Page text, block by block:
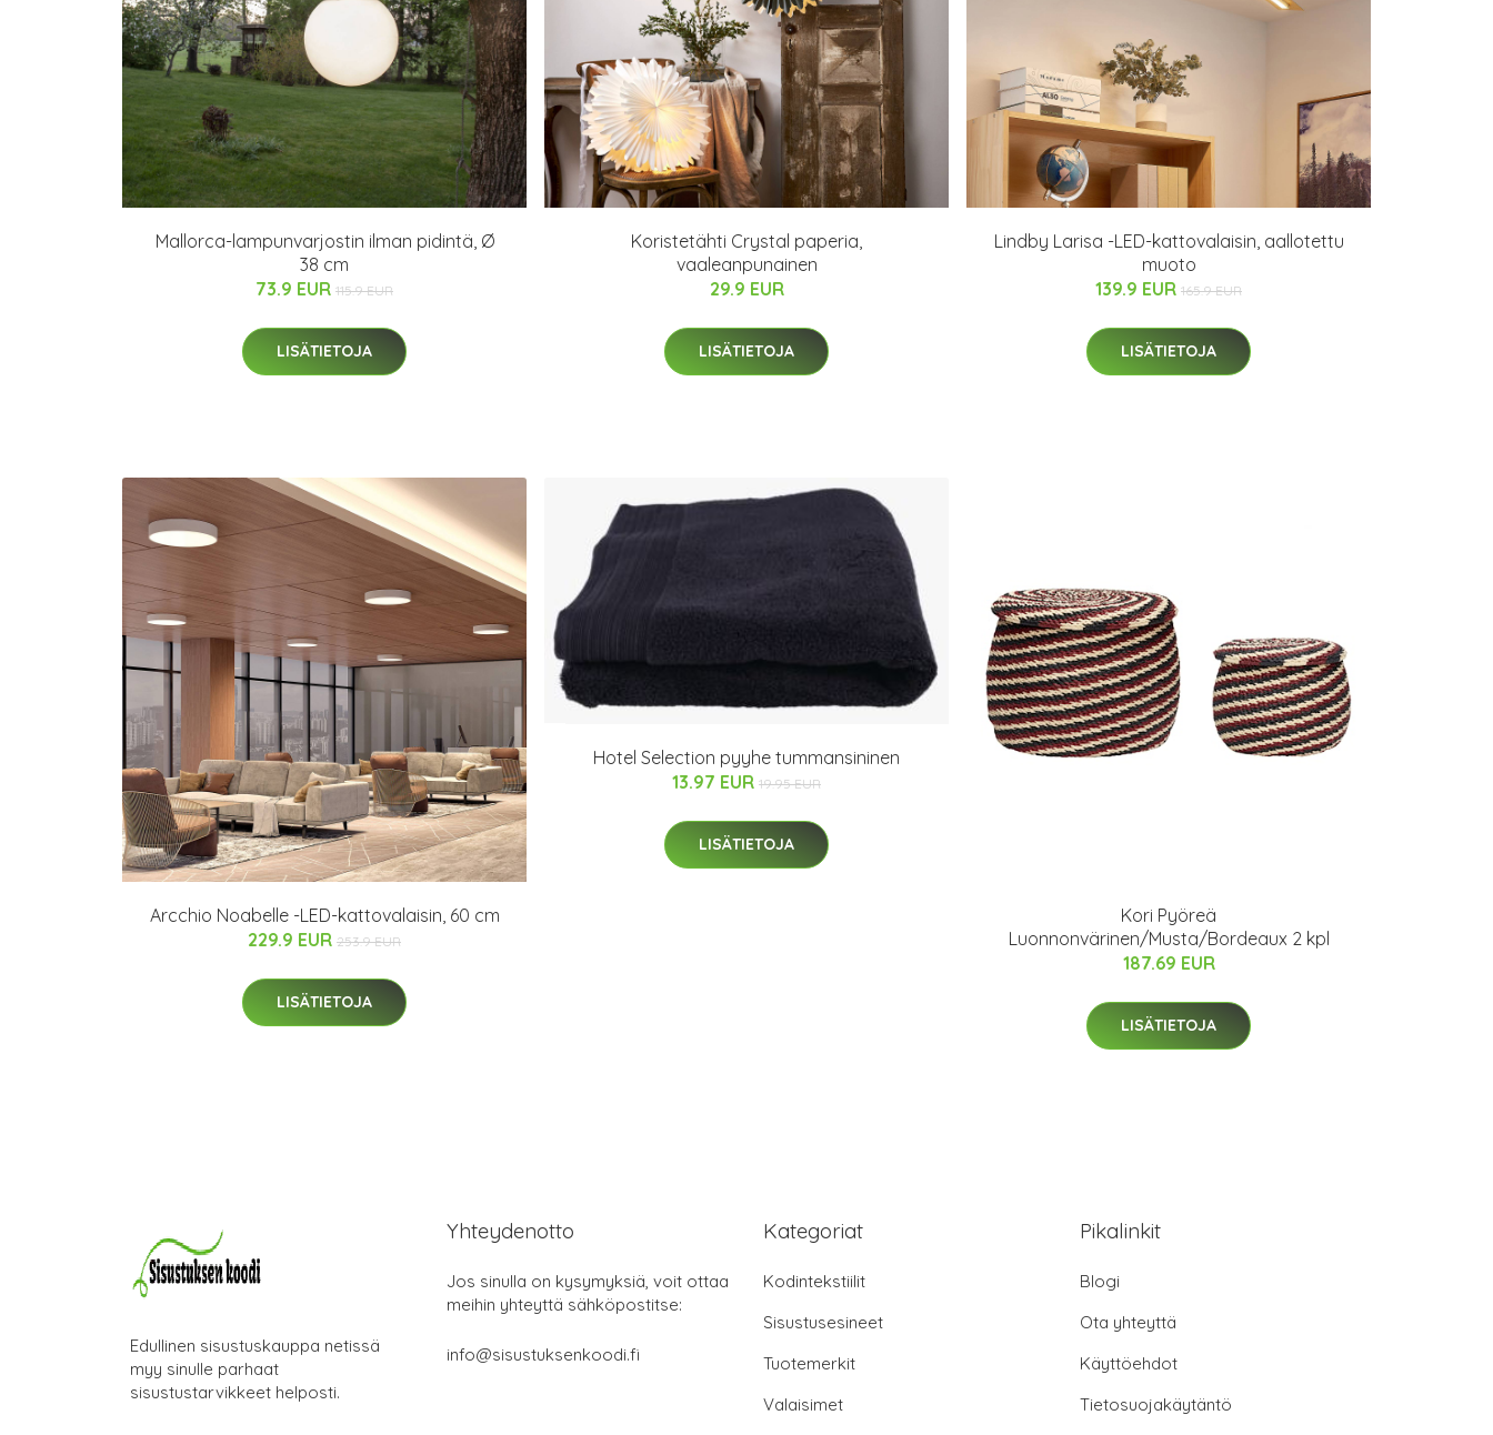
Mallorca-lampunvarjostin ilman pidintä, Ø
38 cm
73.9 EUR 115.9 EUR
LISÄTIETOJA
Koristetähti Crystal paperia,
vaaleanpunainen
29.9 EUR
LISÄTIETOJA
Lindby Larisa -LED-kattovalaisin, aallotettu
muoto
139.9 EUR 165.9 EUR
LISÄTIETOJA
Arcchio Noabelle -LED-kattovalaisin, 60 cm
229.9 EUR 253.9 EUR
LISÄTIETOJA
Hotel Selection pyyhe tummansininen
13.97 EUR 19.95 EUR
LISÄTIETOJA
Kori Pyöreä
Luonnonvärinen/Musta/Bordeaux 2 kpl
187.69 EUR
LISÄTIETOJA
Edullinen sisustuskauppa netissä
myy sinulle parhaat
sisustustarvikkeet helposti.
Yhteydenotto
Jos sinulla on kysymyksiä, voit ottaa
meihin yhteyttä sähköpostitse:
info@sisustuksenkoodi.fi
Kategoriat
Kodintekstiilit
Sisustusesineet
Tuotemerkit
Valaisimet
Pikalinkit
Blogi
Ota yhteyttä
Käyttöehdot
Tietosuojakäytäntö